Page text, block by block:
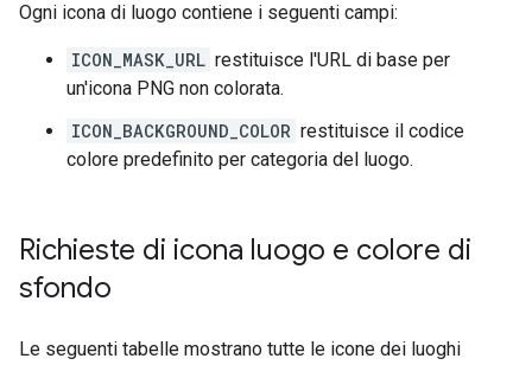
Ogni icona di luogo contiene i seguenti campi:
ICON_MASK_URL restituisce l'URL di base per
un'icona PNG non colorata.
ICON_BACKGROUND_COLOR restituisce il codice
colore predefinito per categoria del luogo.
Richieste di icona luogo e colore di
sfondo
Le seguenti tabelle mostrano tutte le icone dei luoghi